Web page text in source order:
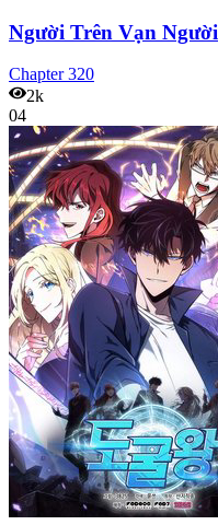
Người Trên Vạn Người
Chapter320
2k
04